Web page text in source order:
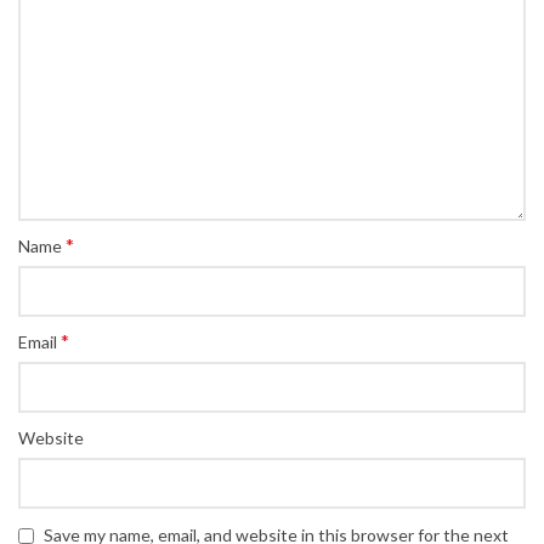
Name*
Email *
Website
Save my name, email, and website in this browser for the next